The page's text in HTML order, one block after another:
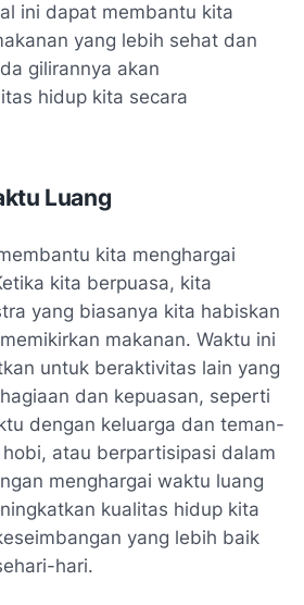
ini dapat membantu kita
yang lebih sehat dan
gilirannya akan
hidup kita secara
Luang
kita menghargai
kita berpuasa, kita
yang biasanya kita habiskan
makanan. Waktu ini
untuk beraktivitas lain yang
dan kepuasan, seperti
dengan keluarga dan teman-
atau berpartisipasi dalam
menghargai waktu luang
kualitas hidup kita
yang lebih baik
hari.